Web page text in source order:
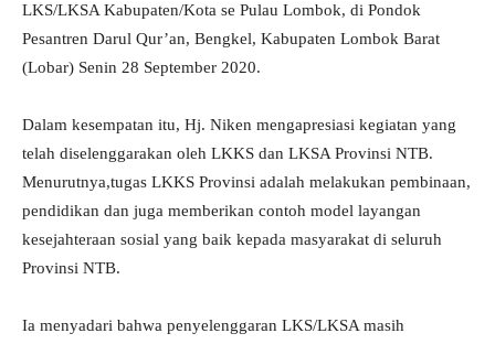
LKS/LKSA Kabupaten/Kota se Pulau Lombok, di Pondok
Pesantren Darul Qur’an, Bengkel, Kabupaten Lombok Barat
(Lobar) Senin 28 September 2020.
Dalam kesempatan itu, Hj. Niken mengapresiasi kegiatan yang
telah diselenggarakan oleh LKKS dan LKSA Provinsi NTB.
Menurutnya,tugas LKKS Provinsi adalah melakukan pembinaan,
pendidikan dan juga memberikan contoh model layangan
kesejahteraan sosial yang baik kepada masyarakat di seluruh
Provinsi NTB.
Ia menyadari bahwa penyelenggaran LKS/LKSA masih